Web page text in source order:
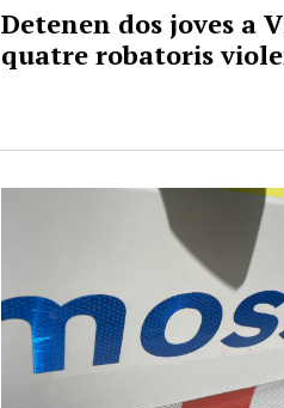
Detenen dos joves a
quatre robatoris